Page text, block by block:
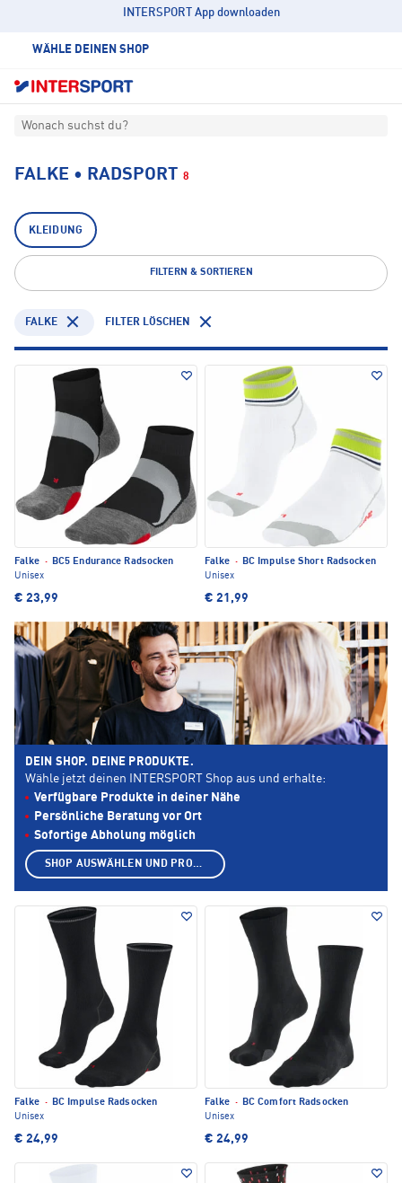
INTERSPORT App downloaden
WÄHLE DEINEN SHOP
Wonach suchst du?
FALKE • RADSPORT 8
KLEIDUNG
FILTERN & SORTIEREN
FALKE FILTER LÖSCHEN
Falke ·
BC5 Endurance Radsocken
Unisex
€ 23,99
Falke ·
BC Impulse Short Radsocken
Unisex
€ 21,99
Falke · BC Impulse Radsocken
Unisex
€ 24,99
Falke · BC Comfort Radsocken
Unisex
€ 24,99
DEIN SHOP. DEINE PRODUKTE.
Wähle jetzt deinen INTERSPORT Shop aus und erhalte:
Verfügbare Produkte in deiner Nähe
Persönliche Beratung vor Ort
Sofortige Abholung möglich
SHOP AUSWÄHLEN UND PRODUKTE ANZEIGEN